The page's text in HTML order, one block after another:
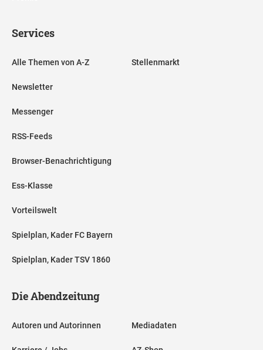
Services
Alle Themen von A-Z
Newsletter
Messenger
RSS-Feeds
Browser-Benachrichtigung
Ess-Klasse
Vorteilswelt
Spielplan, Kader FC Bayern
Spielplan, Kader TSV 1860
Stellenmarkt
Die Abendzeitung
Autoren und Autorinnen Mediadaten